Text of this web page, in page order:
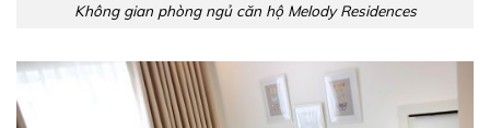
Không gian phòng ngủ căn hộ Melody Residences